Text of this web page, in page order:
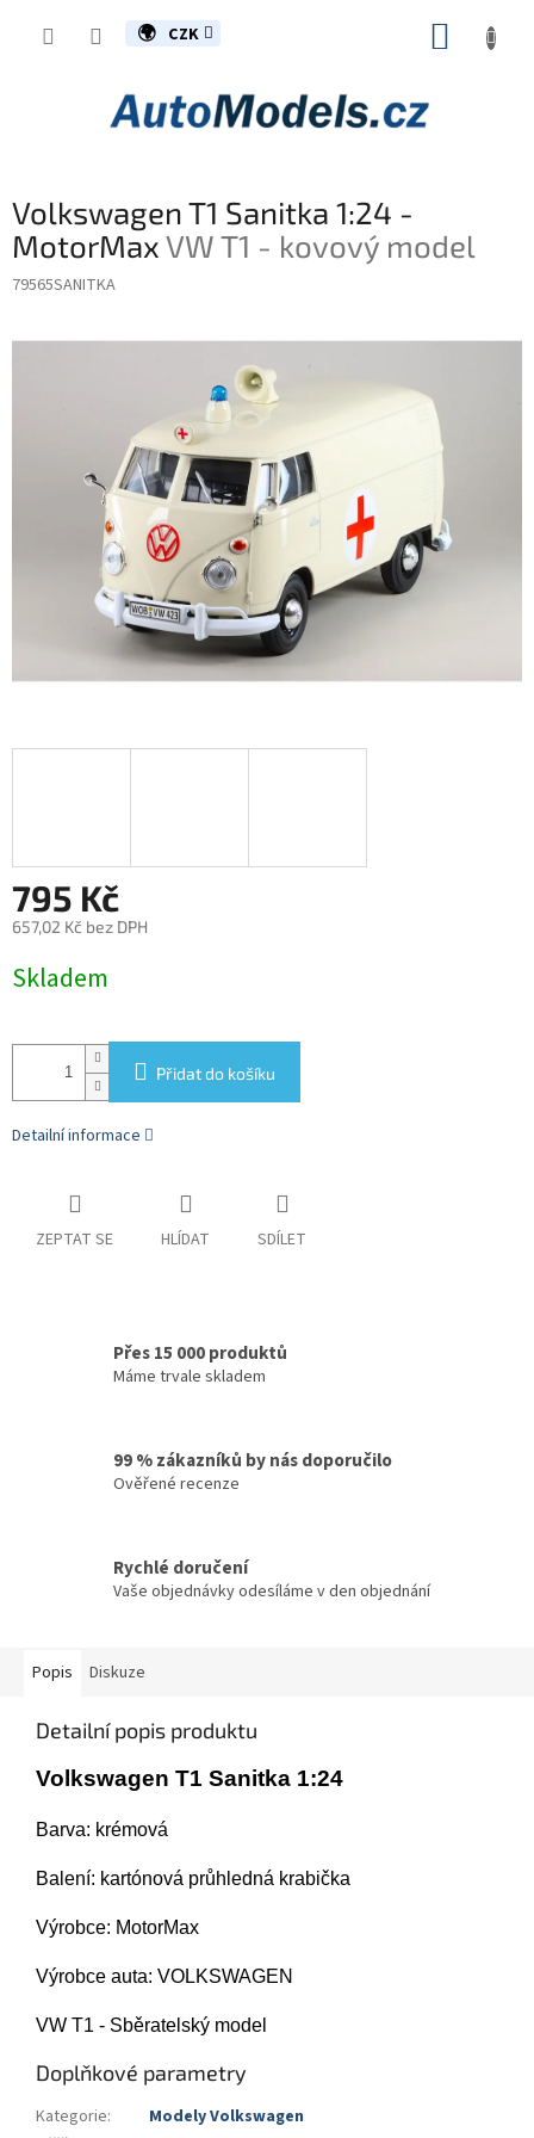
CZK
Volkswagen T1 Sanitka 1:24 -
MotorMaxVW T1 - kovový model
79565SANITKA
795 Kč
657,02 Kč bez DPH
cena:
Skladem
Přidat do košíku
Detailní informace
ZEPTAT SE HLÍDAT SDÍLET
Přes 15 000 produktů
Máme trvale skladem
99 % zákazníků by nás doporučilo
Ověřené recenze
Rychlé doručení
Vaše objednávky odesíláme v den objednání
Popis Diskuze
Detailní popis produktu
Volkswagen T1 Sanitka 1:24
Barva: krémová
Balení: kartónová průhledná krabička
Výrobce: MotorMax
Výrobce auta: VOLKSWAGEN
VW T1 - Sběratelský model
Doplňkové parametry
Kategorie:
Modely Volkswagen